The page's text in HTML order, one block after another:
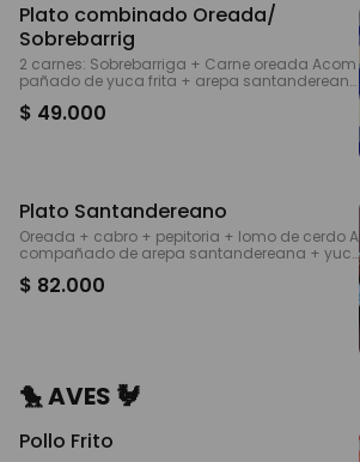
Plato combinado Oreada/
Sobrebarrig
2 carnes: Sobrebarriga + Carne oreada Acom
pañado de yuca frita + arepa santanderean
$ 49.000
Plato Santandereano
Oreada + cabro + pepitoria + lomo de cerdo A
compañado de arepa santandereana + yuc
$ 82.000
🐤 AVES 🐓
Pollo Frito